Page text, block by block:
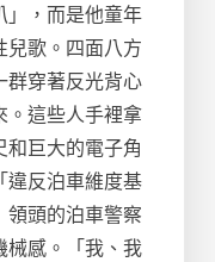
」，而是他童年
兒歌。四面八方
群穿著反光背心
。這些人手裡拿
巨大的電子角
違反泊車維度基
領頭的泊車警察
械感。「我、我